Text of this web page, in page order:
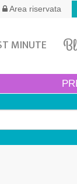
Area riservata
MINUTE